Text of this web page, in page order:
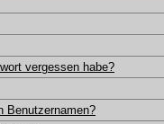
vergessen habe?
Benutzernamen?